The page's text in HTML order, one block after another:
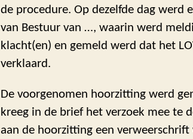
de procedure. Op dezelfde dag werd
van Bestuur van …, waarin werd
klacht(en) en gemeld werd dat het
verklaard.
De voorgenomen hoorzitting werd
kreeg in de brief het verzoek mee te
aan de hoorzitting een